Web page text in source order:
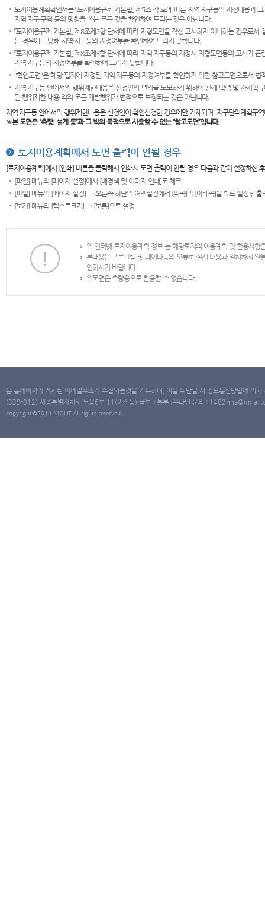
토지이용계획확인서는 「토지이용규제 기본법」 제5조 각 호에 따른 지역·지구등의 지정내용
지역·지구·구역 등의 명칭을 쓰는 모든 것을 확인하여 드리는 것은 아닙니다.
「토지이용규제 기본법」 제8조제2항 단서에 따라 지형도면을 작성·고시하지 아니하는 경우로
는 경우에는 당해 지역·지구등의 지정여부를 확인하여 드리지 못합니다.
「토지이용규제 기본법」 제8조제3항 단서에 따라 지역·지구등의 지정시 지형도면등의 고시가
지역·지구등의 지정여부를 확인하여 드리지 못합니다.
"확인도면"은 해당 필지에 지정된 지역·지구등의 지정여부를 확인하기 위한 참고도면으로서
지역·지구등 안에서의 행위제한내용은 신청인의 편의를 도모하기 위하여 관계 법령 및 자치
된 행위제한 내용 외의 모든 개발행위가 법적으로 보장되는 것은 아닙니다.
지역·지구등 안에서의 행위제한내용은 신청인이 확인신청한 경우에만 기재되며, 지구단위계획
※본 도면은“측량, 설계 등”과 그 밖의 목적으로 사용할 수 없는 “참고도면”입니다.
토지이용계획에서 도면 출력이 안될 경우
[토지이용계획]에서 [인쇄] 버튼을 클릭해서 인쇄시 도면 출력이 안될 경우 다음과 같이 설정하신
[파일] 메뉴의 [페이지 설정]에서 [배경색 및 이미지 인쇄]도 체크
[파일] 메뉴의 [페이지 설정] → 오른쪽 하단의 여백설정에서 [위쪽]과 [아래쪽]을 5 로 설정후 출
[보기] 메뉴의 [텍스트크기] → [보통]으로 설정
위 인터넷 토지이용계획 정보 는 해당토지의 이용계획 및 활용사
본내용은 프로그램 및 데이타등의 오류로 실제 내용과 일치하지
인하시기 바랍니다.
위도면은 측량용으로 활용할 수 없습니다.
본 홈페이지에 게시된 이메일주소가 수집되는것을 거부하며, 이를 위반할 시 정보통신망법에 의
(339-012) 세종특별자치시 도움6로 11(어진동) 국토교통부 (온라인 문의 :
copyright@2014 MOLIT All rights reserved.